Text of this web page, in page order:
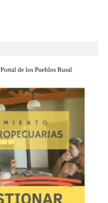
Portal de los Pueblos Rural